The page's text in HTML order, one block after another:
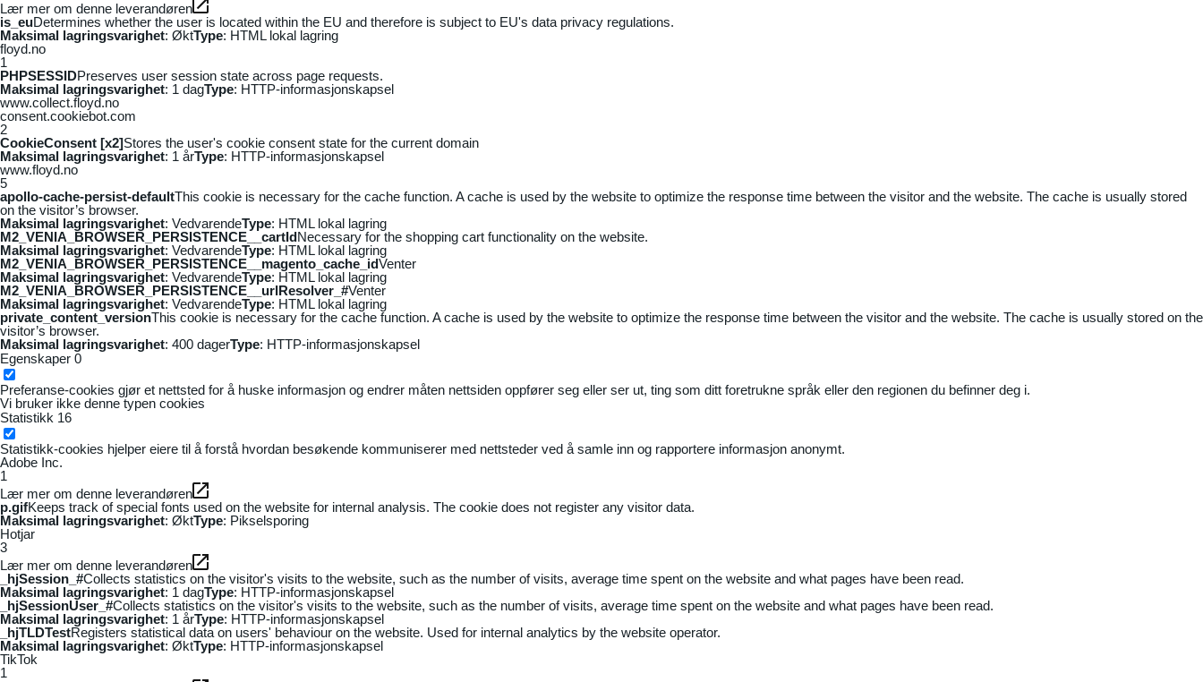
Lær mer om denne leverandøren
is_euDetermines whether the user is located within the EU and therefore is subject to EU's data privacy regulations.
Maksimal lagringsvarighet: ØktType: HTML lokal lagring
floyd.no
1
PHPSESSIDPreserves user session state across page requests.
Maksimal lagringsvarighet: 1 dagType: HTTP-informasjonskapsel
www.collect.floyd.no
consent.cookiebot.com
2
CookieConsent [x2]Stores the user's cookie consent state for the current domain
Maksimal lagringsvarighet: 1 årType: HTTP-informasjonskapsel
www.floyd.no
5
apollo-cache-persist-defaultThis cookie is necessary for the cache function. A cache is used by the website to optimize the response time between the visitor and the website. The cache is usually stored
on the visitor’s browser.
Maksimal lagringsvarighet: VedvarendeType: HTML lokal lagring
M2_VENIA_BROWSER_PERSISTENCE__cartIdNecessary for the shopping cart functionality on the website.
Maksimal lagringsvarighet: VedvarendeType: HTML lokal lagring
M2_VENIA_BROWSER_PERSISTENCE__magento_cache_idVenter
Maksimal lagringsvarighet: VedvarendeType: HTML lokal lagring
M2_VENIA_BROWSER_PERSISTENCE__urlResolver_#Venter
Maksimal lagringsvarighet: VedvarendeType: HTML lokal lagring
private_content_versionThis cookie is necessary for the cache function. A cache is used by the website to optimize the response time between the visitor and the website. The cache is usually stored on the
visitor’s browser.
Maksimal lagringsvarighet: 400 dagerType: HTTP-informasjonskapsel
Egenskaper 0
Preferanse-cookies gjør et nettsted for å huske informasjon og endrer måten nettsiden oppfører seg eller ser ut, ting som ditt foretrukne språk eller den regionen du befinner deg i.
Vi bruker ikke denne typen cookies
Statistikk 16
Statistikk-cookies hjelper eiere til å forstå hvordan besøkende kommuniserer med nettsteder ved å samle inn og rapportere informasjon anonymt.
Adobe Inc.
1
Lær mer om denne leverandøren
p.gifKeeps track of special fonts used on the website for internal analysis. The cookie does not register any visitor data.
Maksimal lagringsvarighet: ØktType: Pikselsporing
Hotjar
3
Lær mer om denne leverandøren
_hjSession_#Collects statistics on the visitor's visits to the website, such as the number of visits, average time spent on the website and what pages have been read.
Maksimal lagringsvarighet: 1 dagType: HTTP-informasjonskapsel
_hjSessionUser_#Collects statistics on the visitor's visits to the website, such as the number of visits, average time spent on the website and what pages have been read.
Maksimal lagringsvarighet: 1 årType: HTTP-informasjonskapsel
_hjTLDTestRegisters statistical data on users' behaviour on the website. Used for internal analytics by the website operator.
Maksimal lagringsvarighet: ØktType: HTTP-informasjonskapsel
TikTok
1